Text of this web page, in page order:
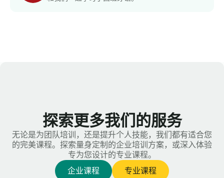
探索更多我们的服务
无论是为团队培训，还是提升个人技能，我们都有适合您
的完美课程。探索量身定制的企业培训方案，或深入体验
专为您设计的专业课程。
企业课程
专业课程